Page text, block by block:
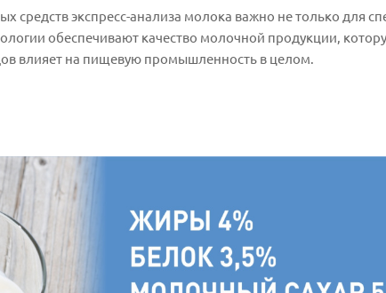
экспресс-анализа молока важно не только для
обеспечивают качество молочной продукции,
влияет на пищевую промышленность в целом.